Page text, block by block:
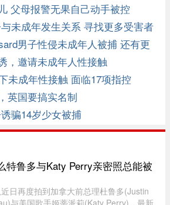
父母报警无果自己动手被控
未成年发生关系 寻找更多受害者
男子性侵未成年人被捕 还有更
，邀请未成年人性接触
未成年性接触 面临17项指控
英国要搞实名制
骗14岁少女被捕
特鲁多与Katy Perry亲密照总能被
日再度拍到加拿大前总理杜鲁多(Justin
与美国歌手姬蒂派莉(Katy Perry)，最新